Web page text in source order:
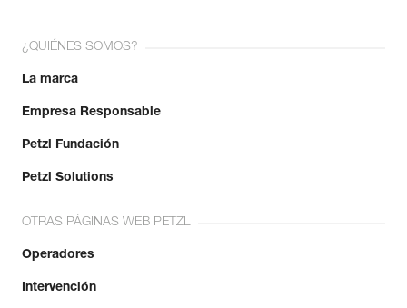
¿QUIÉNES SOMOS?
La marca
Empresa Responsable
Petzl Fundación
Petzl Solutions
OTRAS PÁGINAS WEB PETZL
Operadores
Intervención